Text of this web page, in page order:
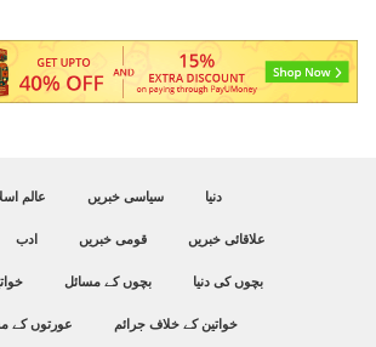
دنیا سیاسی خبریں عالم
علاقائی خبریں قومی خبریں ادب
بچوں کی دنیا بچوں کے مسائل
خواتین کے خلاف جرائم عورتوں کے